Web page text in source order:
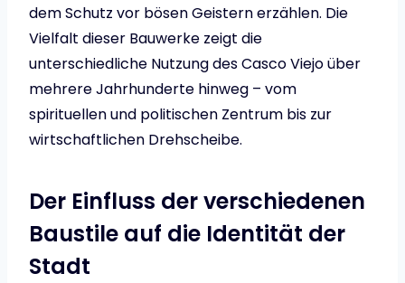
dem Schutz vor bösen Geistern erzählen. Die
Vielfalt dieser Bauwerke zeigt die
unterschiedliche Nutzung des Casco Viejo über
mehrere Jahrhunderte hinweg – vom
spirituellen und politischen Zentrum bis zur
wirtschaftlichen Drehscheibe.
Der Einfluss der verschiedenen
Baustile auf die Identität der
Stadt